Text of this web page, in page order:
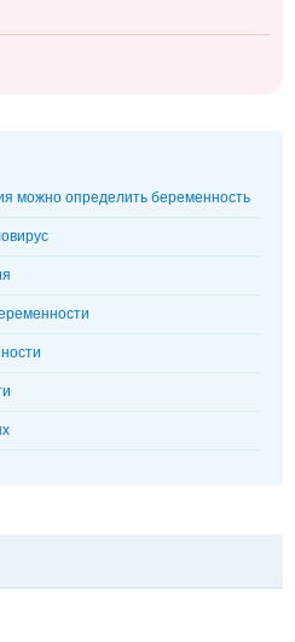
можно определить беременность